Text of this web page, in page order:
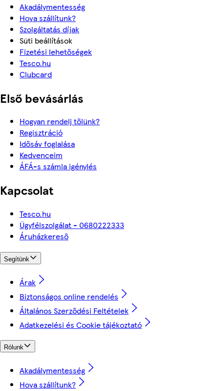
Akadálymentesség
Hova szállítunk?
Szolgáltatás díjak
Süti beállítások
Fizetési lehetőségek
Tesco.hu
Clubcard
Első bevásárlás
Hogyan rendelj tőlünk?
Regisztráció
Idősáv foglalása
Kedvenceim
ÁFÁ-s számla igénylés
Kapcsolat
Tesco.hu
Ügyfélszolgálat - 0680222333
Áruházkereső
Segítünk
Árak
Biztonságos online rendelés
Általános Szerződési Feltételek
Adatkezelési és Cookie tájékoztató
Rólunk
Akadálymentesség
Hova szállítunk?